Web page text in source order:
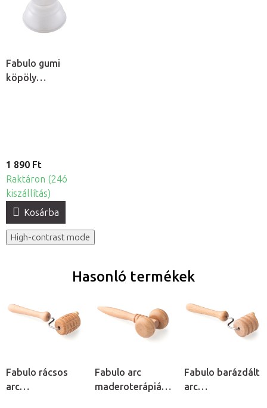
Fabulo gumi
köpöly
1 890 Ft
Raktáron (24ó
kiszállítás)
Kosárba
High-contrast mode
Hasonló termékek
Fabulo rácsos
arc
Fabulo arc
maderoterápiás
Fabulo barázdált
arc